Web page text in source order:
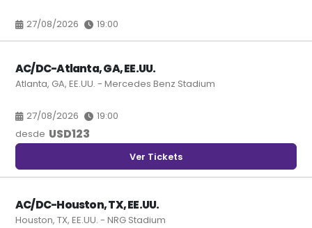
27/08/2026 19:00
AC/DC-Atlanta, GA, EE.UU.
Atlanta, GA, EE.UU. - Mercedes Benz Stadium
27/08/2026
19:00
desde USD123
Ver Tickets
AC/DC-Houston, TX, EE.UU.
Houston, TX, EE.UU. - NRG Stadium